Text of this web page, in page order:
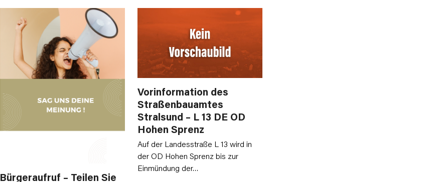
Bürgeraufruf – Teilen Sie
Vorinformation des
Straßenbauamtes
Stralsund – L 13 DE OD
Hohen Sprenz
Auf der Landesstraße L 13 wird in
der OD Hohen Sprenz bis zur
Einmündung der…